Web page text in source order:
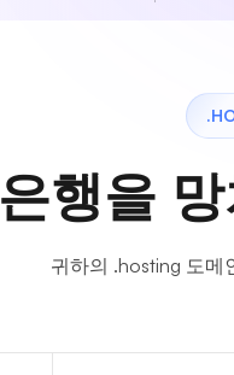
은행을
귀하의 .hosting 도메